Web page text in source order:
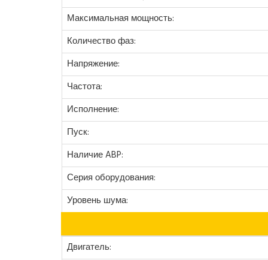
Максимальная мощность:
Количество фаз:
Напряжение:
Частота:
Исполнение:
Пуск:
Наличие ABP:
Серия оборудования:
Уровень шума:
Двигатель: